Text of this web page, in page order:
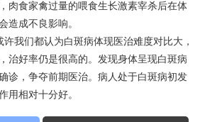
肉食家禽过量的喂食生长激素宰杀后在体
造成不良影响。
许我们都认为白斑病体现医治难度对比大，
治好率仍是很高的。发现身体呈现白斑病
诊，争夺前期医治。病人处于白斑病初发
用相对十分好。